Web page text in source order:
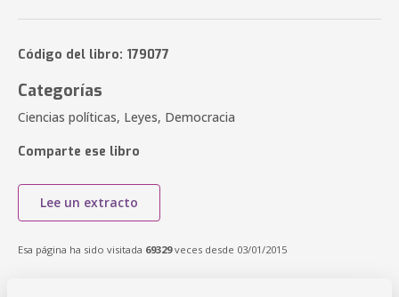
Código del libro: 179077
Categorías
Ciencias políticas, Leyes, Democracia
Comparte ese libro
Lee un extracto
Esa página ha sido visitada 69329veces desde 03/01/2015